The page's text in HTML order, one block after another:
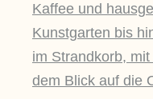
Kaffee und
Kunstgarten bis
im Strandkorb,
dem Blick auf die